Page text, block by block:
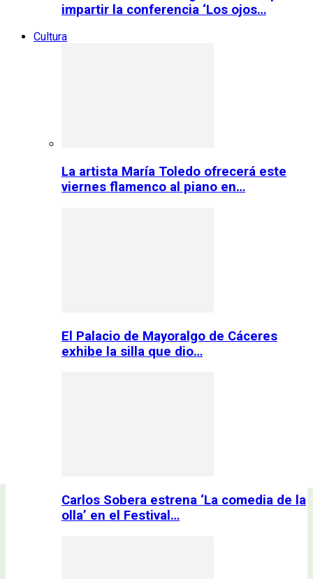
impartir la conferencia ‘Los ojos…
Cultura
La artista María Toledo ofrecerá este
viernes flamenco al piano en…
El Palacio de Mayoralgo de Cáceres
exhibe la silla que dio…
Carlos Sobera estrena ‘La comedia de la
olla’ en el Festival…